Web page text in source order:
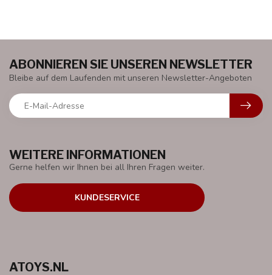
WEITERE INFORMATIONEN
Gerne helfen wir Ihnen bei all Ihren Fragen weiter.
KUNDESERVICE
ABONNIEREN SIE UNSEREN NEWSLETTER
Bleibe auf dem Laufenden mit unseren Newsletter-Angeboten
ATOYS.NL